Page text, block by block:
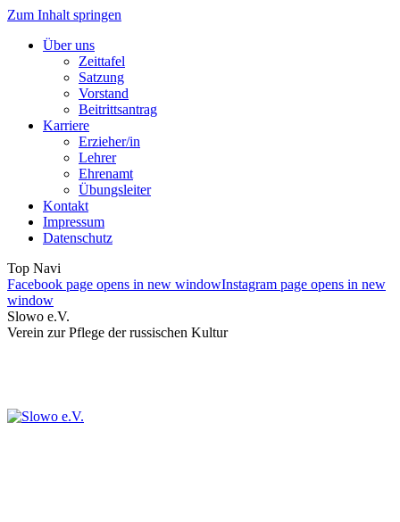
Zum Inhalt springen
Über uns
Zeittafel
Satzung
Vorstand
Beitrittsantrag
Karriere
Erzieher/in
Lehrer
Ehrenamt
Übungsleiter
Kontakt
Impressum
Datenschutz
Top Navi
Facebook page opens in new windowInstagram page opens in new
window
Slowo e.V.
Verein zur Pflege der russischen Kultur